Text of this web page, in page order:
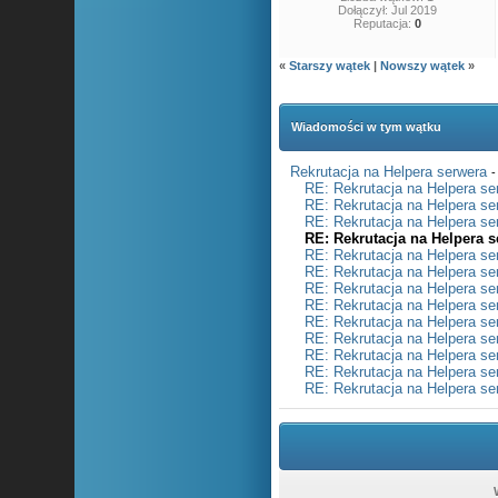
Dołączył: Jul 2019
Reputacja: 0
«Starszy wątek |Nowszy wątek »
Wiadomości w tym wątku
Rekrutacja na Helpera serwera -
RE: Rekrutacja na Helpera
RE: Rekrutacja na Helpera
RE: Rekrutacja na Helpera
RE: Rekrutacja na Helpera
RE: Rekrutacja na Helpera
RE: Rekrutacja na Helpera
RE: Rekrutacja na Helpera
RE: Rekrutacja na Helpera
RE: Rekrutacja na Helpera
RE: Rekrutacja na Helpera
RE: Rekrutacja na Helpera
RE: Rekrutacja na Helpera
RE: Rekrutacja na Helpera